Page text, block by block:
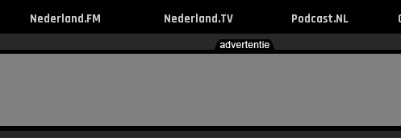
Nederland.FM Nederland.TV Podcast.NL